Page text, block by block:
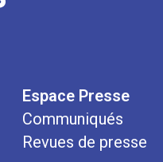
Espace Presse
Communiqués
Revues de presse